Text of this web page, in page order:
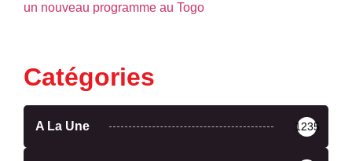
un nouveau programme au Togo
Catégories
A La Une 1235